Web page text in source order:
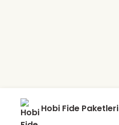
Hobi Fide Paketleri